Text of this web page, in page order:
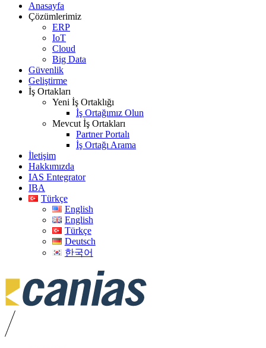
Anasayfa
Çözümlerimiz
ERP
IoT
Cloud
Big Data
Güvenlik
Geliştirme
İş Ortakları
Yeni İş Ortaklığı
İş Ortağımız Olun
Mevcut İş Ortakları
Partner Portalı
İş Ortağı Arama
İletişim
Hakkımızda
IAS Entegrator
IBA
Türkçe
English
English
Türkçe
Deutsch
한국어